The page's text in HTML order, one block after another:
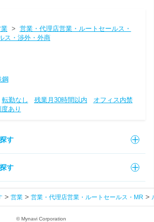
> 営業・代理店営業・ルートセールス・
ス・渉外・外商
鋼
転勤なし 残業月30時間以内
オフィス内禁
あり
す
す
営業 営業・代理店営業・ルートセールス・MR
© Mynavi Corporation